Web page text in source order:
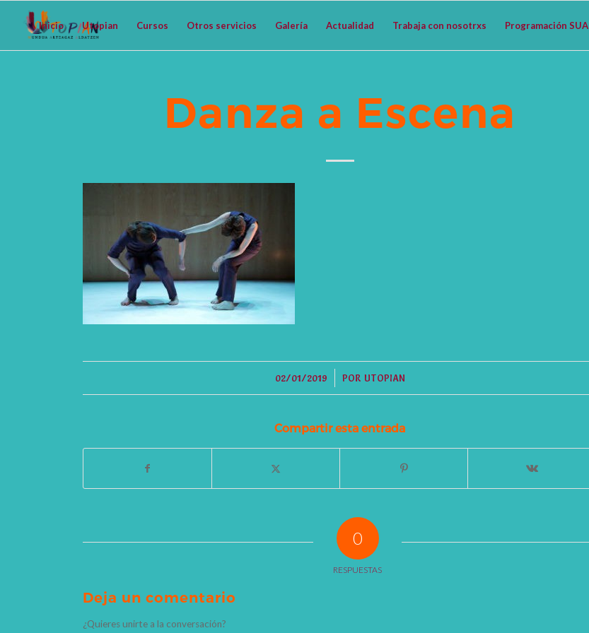
Inicio Utopian Cursos Otros servicios Galería Actualidad Trabaja con nosotrxs Programación SUA
Danza a Escena
02/01/2019
/ POR UTOPIAN
Compartir esta entrada
0
RESPUESTAS
Deja un comentario
¿Quieres unirte a la conversación?